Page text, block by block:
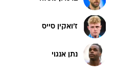
ז'ואקין סייס
נתן אנגוי